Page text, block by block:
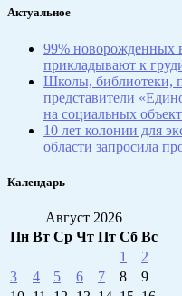
Актуальное
99% новорожденных
прикладывают к
Школы, библиотеки,
представители
на социальных
10 лет колонии для
области запросила
Календарь
Август 2026
Пн Вт Ср Чт Пт Сб Вс
1
2
3
4 5 6 7 8
9